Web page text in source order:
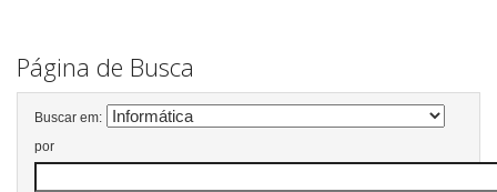
Página de Busca
Buscar em:
por